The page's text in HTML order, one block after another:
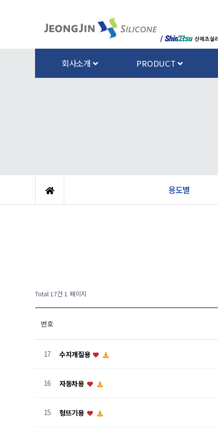
회사소개 PRODUCT
용도별
Total 17건 1 페이지
번호
17 수지개질용
16 자동차용
15 형뜨기용